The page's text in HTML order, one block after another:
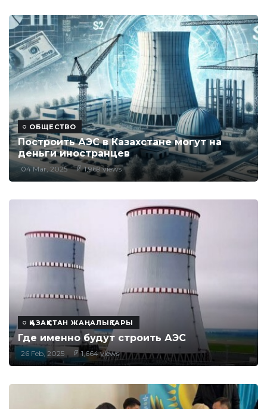
ОБЩЕСТВО
Построить АЭС в Казахстане могут на
деньги иностранцев
04 Mar, 2025 1,969 views
ҚАЗАҚСТАН ЖАҢАЛЫҚТАРЫ
Где именно будут строить АЭС
26 Feb, 2025 1,664 views